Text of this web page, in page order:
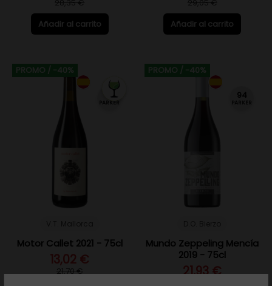
28,35 €
Añadir al carrito
29,05 €
Añadir al carrito
PROMO / -40%
93
PARKER
Motor Callet 2021 - 75cl
13,02 €
21,70 €
PROMO / -40%
94
PARKER
Mundo Zeppeling Mencía
2019 - 75cl
21,93 €